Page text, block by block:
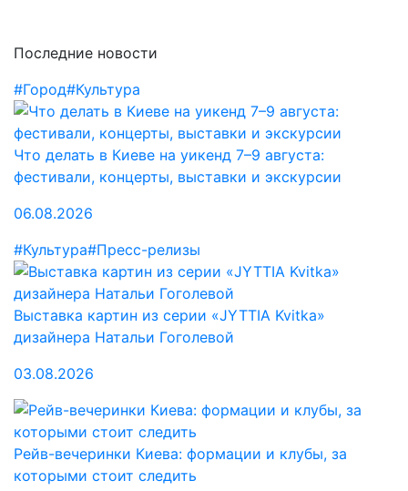
Последние новости
#Город#Культура
Что делать в Киеве на уикенд 7–9 августа:
фестивали, концерты, выставки и экскурсии
06.08.2026
#Культура#Пресс-релизы
Выставка картин из серии «JYTTIA Kvitka»
дизайнера Натальи Гоголевой
03.08.2026
Рейв-вечеринки Киева: формации и клубы, за
которыми стоит следить